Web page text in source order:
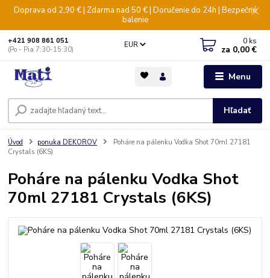
Doprava od 2,90 € | Zdarma nad 50 € | Doručenie do 24h | Bezpečné
balenie
Menu
EUR
Hľadať
+421 908 861 051
(Po - Pia 7:30-15:30)
0 ks
za 0,00 €
Úvod ponuka DEKOROV
Poháre na pálenku Vodka Shot 70ml 27181
Crystals (6KS)
Poháre na pálenku Vodka Shot
70ml 27181 Crystals (6KS)